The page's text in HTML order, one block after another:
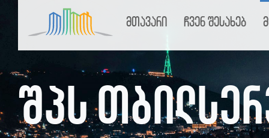
მთავარი ჩვენ შესახებ
შპს